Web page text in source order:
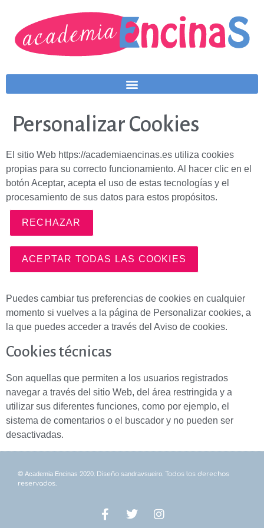
Personalizar Cookies
El sitio Web https://academiaencinas.es utiliza cookies
propias para su correcto funcionamiento. Al hacer clic en el
botón Aceptar, acepta el uso de estas tecnologías y el
procesamiento de sus datos para estos propósitos.
RECHAZAR
ACEPTAR TODAS LAS COOKIES
Puedes cambiar tus preferencias de cookies en cualquier
momento si vuelves a la página de Personalizar cookies, a
la que puedes acceder a través del Aviso de cookies.
Cookies técnicas
Son aquellas que permiten a los usuarios registrados
navegar a través del sitio Web, del área restringida y a
utilizar sus diferentes funciones, como por ejemplo, el
sistema de comentarios o el buscador y no pueden ser
desactivadas.
© Academia Encinas 2020. Diseño sandravsueiro. Todos los derechos
reservados.